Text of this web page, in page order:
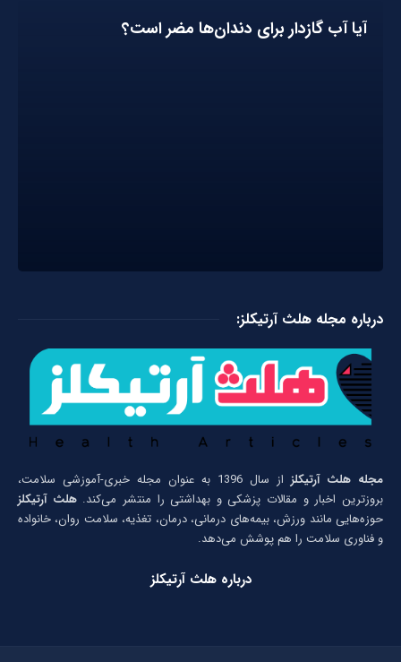
آیا آب گازدار برای دندان‌ها مضر است؟
درباره مجله هلث آرتیکلز:
مجله هلث آرتیکلز
از سال 1396 به عنوان مجله خبری-آموزشی سلامت،
بروزترین اخبار و مقالات پزشکی و بهداشتی را منتشر می‌کند.هلث آرتیکلز
حوزه‌هایی مانند ورزش، بیمه‌های درمانی، درمان، تغذیه، سلامت روان، خانواده
و فناوری سلامت را هم پوشش می‌دهد.
درباره هلث آرتیکلز